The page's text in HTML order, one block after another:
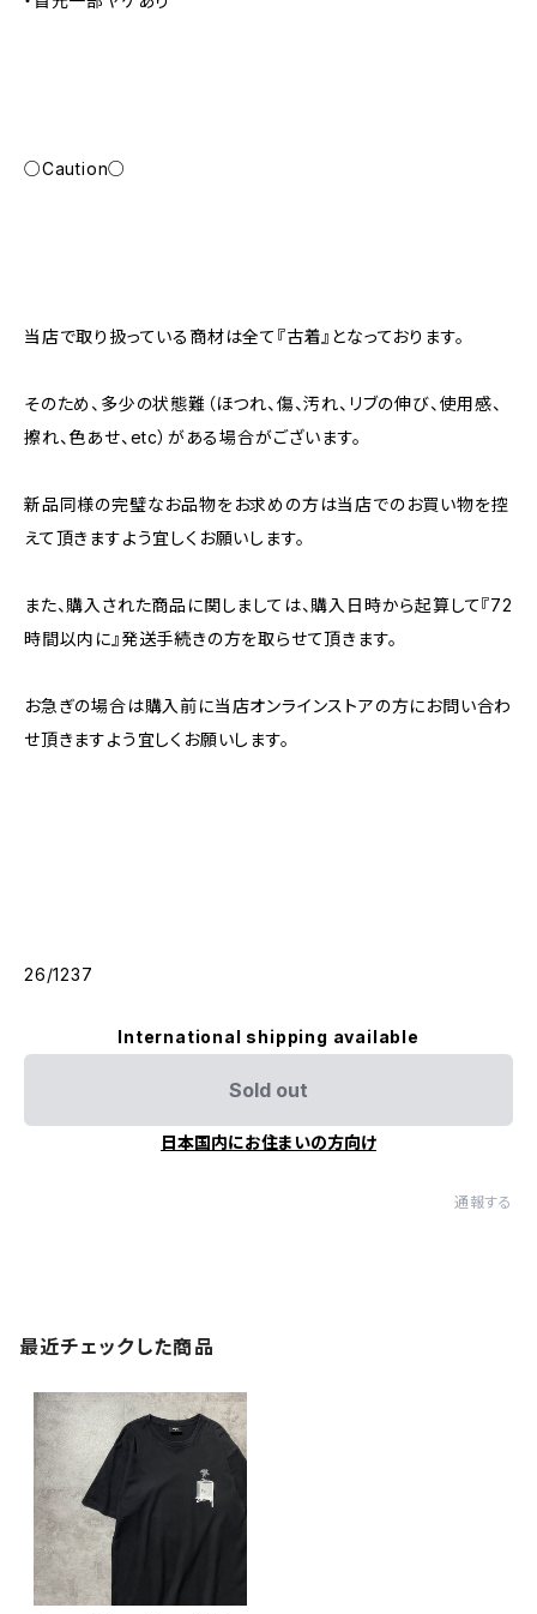
○Caution○
当店で取り扱っている商材は全て『古着』となっております。
そのため、多少の状態難（ほつれ、傷、汚れ、リブの伸び、使用感、
擦れ、色あせ、etc）がある場合がございます。
新品同様の完璧なお品物をお求めの方は当店でのお買い物を控
えて頂きますよう宜しくお願いします。
また、購入された商品に関しましては、購入日時から起算して『72
時間以内に』発送手続きの方を取らせて頂きます。
お急ぎの場合は購入前に当店オンラインストアの方にお問い合わ
せ頂きますよう宜しくお願いします。
26/1237
International shipping available
Sold out
日本国内にお住まいの方向け
通報する
最近チェックした商品